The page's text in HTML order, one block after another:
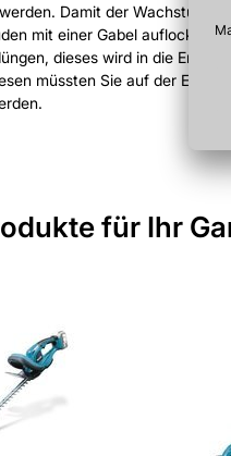
Damit der Wachstum
mit einer Gabel auflockern
dieses wird in die Erde
müssten Sie auf der Erde
für Ihr